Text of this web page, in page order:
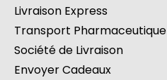
Livraison Express
Transport Pharmaceutique
Société de Livraison
Envoyer Cadeaux